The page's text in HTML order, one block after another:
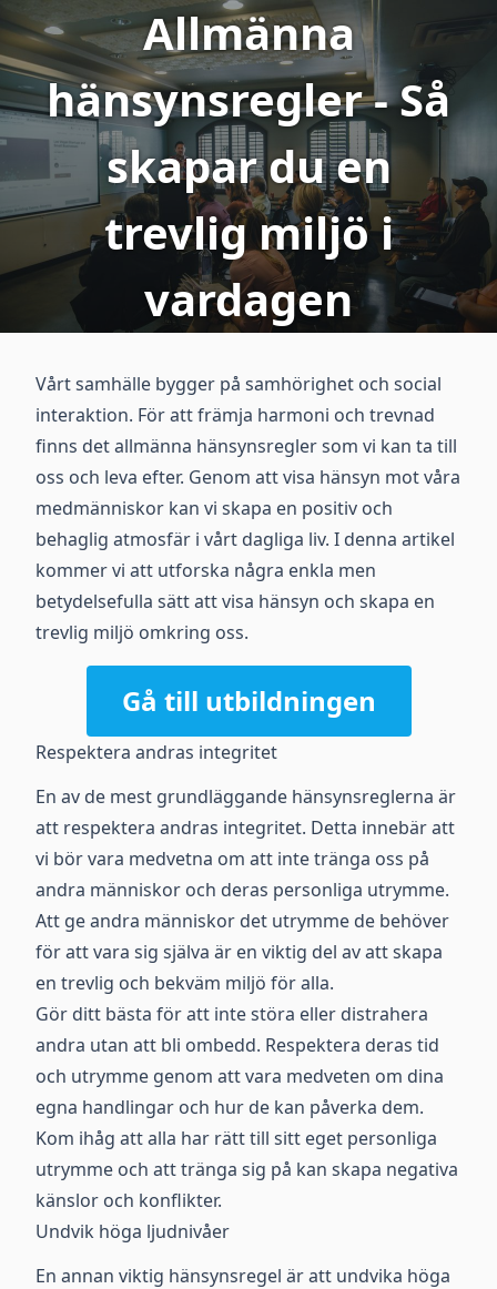
Allmänna
hänsynsregler - Så
skapar du en
trevlig miljö i
vardagen
Vårt samhälle bygger på samhörighet och social
interaktion. För att främja harmoni och trevnad
finns det allmänna hänsynsregler som vi kan ta till
oss och leva efter. Genom att visa hänsyn mot våra
medmänniskor kan vi skapa en positiv och
behaglig atmosfär i vårt dagliga liv. I denna artikel
kommer vi att utforska några enkla men
betydelsefulla sätt att visa hänsyn och skapa en
trevlig miljö omkring oss.
Gå till utbildningen
Respektera andras integritet
En av de mest grundläggande hänsynsreglerna är
att respektera andras integritet. Detta innebär att
vi bör vara medvetna om att inte tränga oss på
andra människor och deras personliga utrymme.
Att ge andra människor det utrymme de behöver
för att vara sig själva är en viktig del av att skapa
en trevlig och bekväm miljö för alla.
Gör ditt bästa för att inte störa eller distrahera
andra utan att bli ombedd. Respektera deras tid
och utrymme genom att vara medveten om dina
egna handlingar och hur de kan påverka dem.
Kom ihåg att alla har rätt till sitt eget personliga
utrymme och att tränga sig på kan skapa negativa
känslor och konflikter.
Undvik höga ljudnivåer
En annan viktig hänsynsregel är att undvika höga